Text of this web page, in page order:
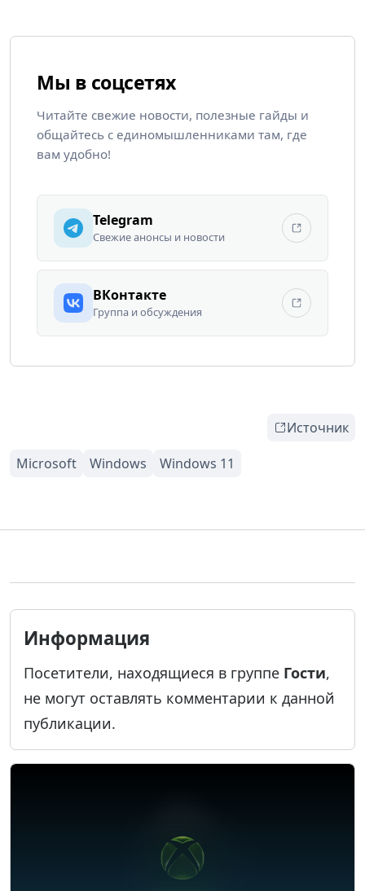
Мы в соцсетях
Читайте свежие новости, полезные гайды и
общайтесь с единомышленниками там, где
вам удобно!
Telegram
Свежие анонсы и новости
ВКонтакте
Группа и обсуждения
Источник
Информация
Посетители, находящиеся в группе Гости,
не могут оставлять комментарии к данной
публикации.